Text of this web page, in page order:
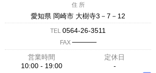
住 所
愛知県 岡崎市 大樹寺3－7－12
TEL 0564-26-3511
FAX ─────
営業時間
定休日
10:00 - 19:00
-